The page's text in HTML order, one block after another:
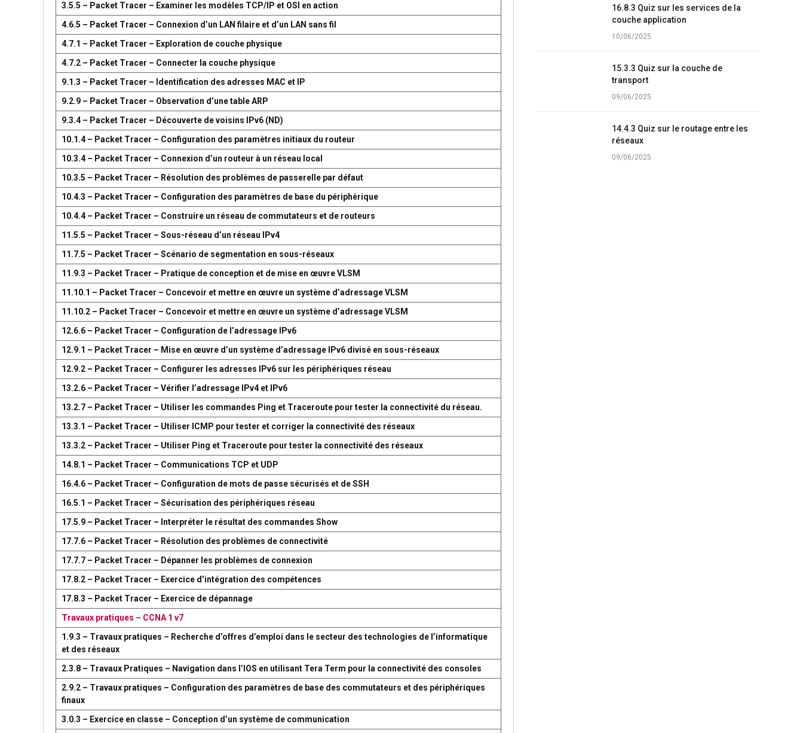
3.5.5 – Packet Tracer – Examiner les modèles TCP/IP et OSI en action
4.6.5 – Packet Tracer – Connexion d’un LAN filaire et d’un LAN sans fil
4.7.1 – Packet Tracer – Exploration de couche physique
4.7.2 – Packet Tracer – Connecter la couche physique
9.1.3 – Packet Tracer – Identification des adresses MAC et IP
9.2.9 – Packet Tracer – Observation d’une table ARP
9.3.4 – Packet Tracer – Découverte de voisins IPv6 (ND)
10.1.4 – Packet Tracer – Configuration des paramètres initiaux du routeur
10.3.4 – Packet Tracer – Connexion d’un routeur à un réseau local
10.3.5 – Packet Tracer – Résolution des problèmes de passerelle par défaut
10.4.3 – Packet Tracer – Configuration des paramètres de base du périphérique
10.4.4 – Packet Tracer – Construire un réseau de commutateurs et de routeurs
11.5.5 – Packet Tracer – Sous-réseau d’un réseau IPv4
11.7.5 – Packet Tracer – Scénario de segmentation en sous-réseaux
11.9.3 – Packet Tracer – Pratique de conception et de mise en œuvre VLSM
11.10.1 – Packet Tracer – Concevoir et mettre en œuvre un système d’adressage VLSM
11.10.2 – Packet Tracer – Concevoir et mettre en œuvre un système d’adressage VLSM
12.6.6 – Packet Tracer – Configuration de l’adressage IPv6
12.9.1 – Packet Tracer – Mise en œuvre d’un système d’adressage IPv6 divisé en sous-réseaux
12.9.2 – Packet Tracer – Configurer les adresses IPv6 sur les périphériques réseau
13.2.6 – Packet Tracer – Vérifier l’adressage IPv4 et IPv6
13.2.7 – Packet Tracer – Utiliser les commandes Ping et Traceroute pour tester la connectivité du réseau.
13.3.1 – Packet Tracer – Utiliser ICMP pour tester et corriger la connectivité des réseaux
13.3.2 – Packet Tracer – Utiliser Ping et Traceroute pour tester la connectivité des réseaux
14.8.1 – Packet Tracer – Communications TCP et UDP
16.4.6 – Packet Tracer – Configuration de mots de passe sécurisés et de SSH
16.5.1 – Packet Tracer – Sécurisation des périphériques réseau
17.5.9 – Packet Tracer – Interpréter le résultat des commandes Show
17.7.6 – Packet Tracer – Résolution des problèmes de connectivité
17.7.7 – Packet Tracer – Dépanner les problèmes de connexion
17.8.2 – Packet Tracer – Exercice d’intégration des compétences
17.8.3 – Packet Tracer – Exercice de dépannage
Travaux pratiques – CCNA 1 v7
1.9.3 – Travaux pratiques – Recherche d’offres d’emploi dans le secteur des technologies de l’informatique
et des réseaux
2.3.8 – Travaux Pratiques – Navigation dans l’IOS en utilisant Tera Term pour la connectivité des consoles
2.9.2 – Travaux pratiques – Configuration des paramètres de base des commutateurs et des périphériques
finaux
3.0.3 – Exercice en classe – Conception d’un système de communication
16.8.3 Quiz sur les services de la
couche application
10/06/2025
15.3.3 Quiz sur la couche de
transport
09/06/2025
14.4.3 Quiz sur le routage entre les
réseaux
09/06/2025